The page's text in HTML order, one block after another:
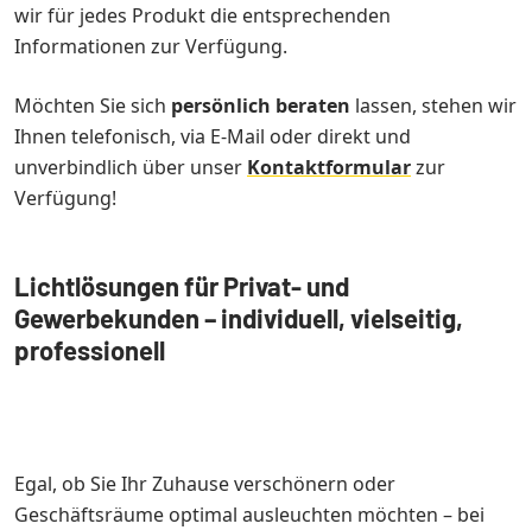
wir für jedes Produkt die entsprechenden
Informationen zur Verfügung.
Möchten Sie sich persönlich beraten lassen, stehen wir
Ihnen telefonisch, via E-Mail oder direkt und
unverbindlich über unser Kontaktformularzur
Verfügung!
Lichtlösungen für Privat- und
Gewerbekunden – individuell, vielseitig,
professionell
Egal, ob Sie Ihr Zuhause verschönern oder
Geschäftsräume optimal ausleuchten möchten – bei